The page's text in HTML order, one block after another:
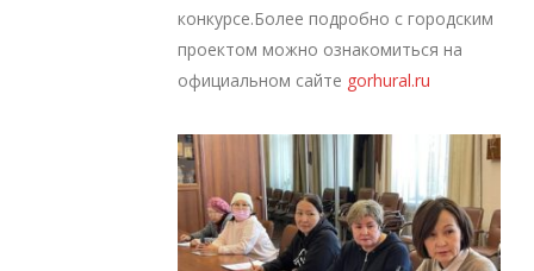
конкурсе.Более подробно с городским
проектом можно ознакомиться на
официальном сайте gorhural.ru